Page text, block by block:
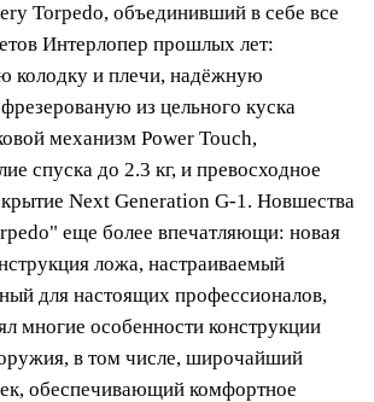
Torpedo, объединивший в себе все
Интерлопер прошлых лет:
колодку и плечи, надёжную
из цельного куска
механизм Power Touch,
спуска до 2.3 кг, и превосходное
Next Generation G-1. Новшества
еще более впечатляющи: новая
ложа, настраиваемый
для настоящих профессионалов,
многие особенности конструкции
в том числе, широчайший
обеспечивающий комфортное
по купонам не
Плайтом
раз в 2
Остались вопросы?
8 800 302-02-51
plait.ru